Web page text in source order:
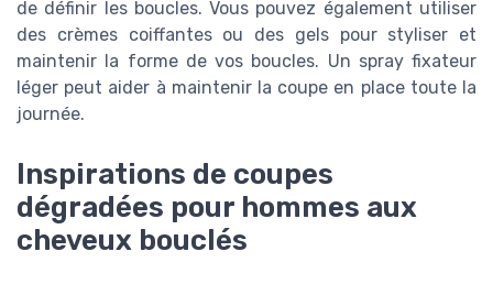
de définir les boucles. Vous pouvez également utiliser
des crèmes coiffantes ou des gels pour styliser et
maintenir la forme de vos boucles. Un spray fixateur
léger peut aider à maintenir la coupe en place toute la
journée.
Inspirations de coupes
dégradées pour hommes aux
cheveux bouclés